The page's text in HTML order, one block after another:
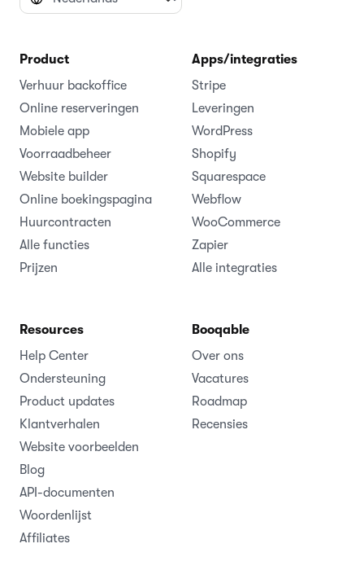
Product
Verhuur backoffice
Online reserveringen
Mobiele app
Voorraadbeheer
Website builder
Online boekingspagina
Huurcontracten
Alle functies
Prijzen
Apps/integraties
Stripe
Leveringen
WordPress
Shopify
Squarespace
Webflow
WooCommerce
Zapier
Alle integraties
Resources
Help Center
Ondersteuning
Product updates
Klantverhalen
Website voorbeelden
Blog
API-documenten
Woordenlijst
Affiliates
Booqable
Over ons
Vacatures
Roadmap
Recensies